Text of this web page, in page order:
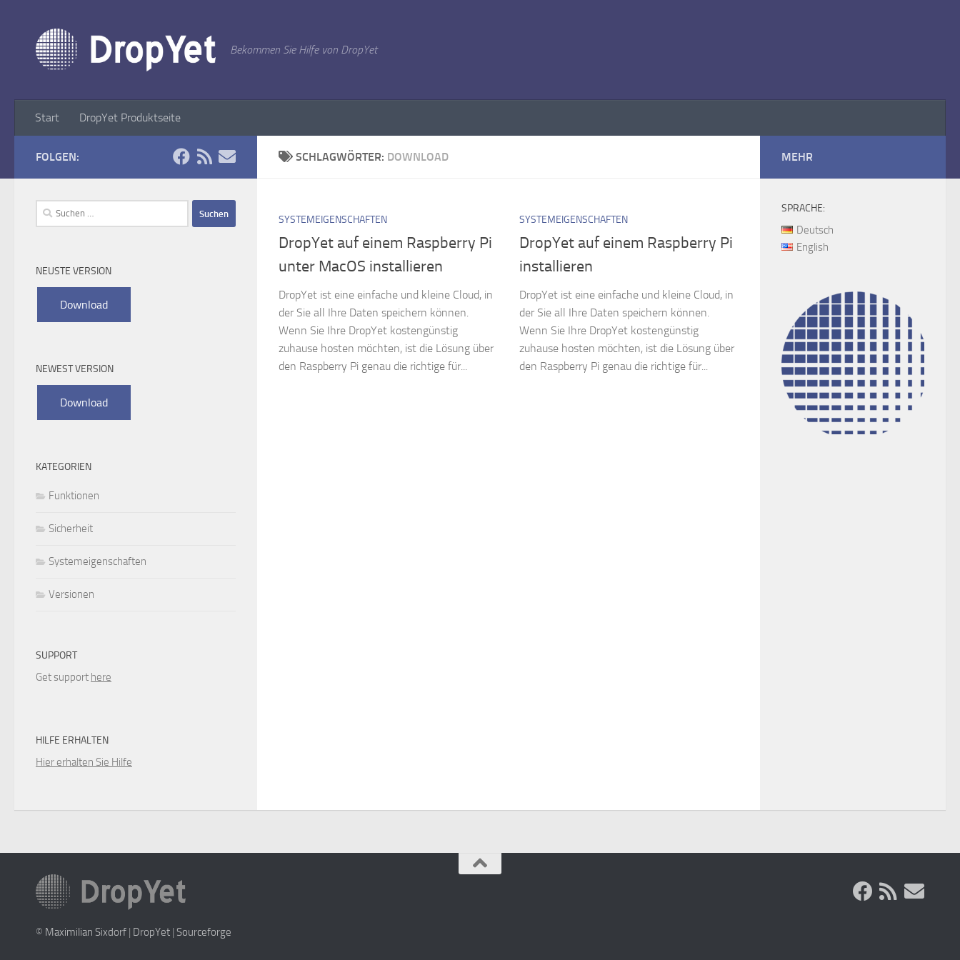
Bekommen Sie Hilfe von DropYet
Start DropYet Produktseite
SCHLAGWÖRTER: DOWNLOAD
SYSTEMEIGENSCHAFTEN
DropYet auf einem Raspberry Pi
unter MacOS installieren
DropYet ist eine einfache und kleine Cloud, in
der Sie all Ihre Daten speichern können.
Wenn Sie Ihre DropYet kostengünstig
zuhause hosten möchten, ist die Lösung über
den Raspberry Pi genau die richtige für...
SYSTEMEIGENSCHAFTEN
DropYet auf einem Raspberry Pi
installieren
DropYet ist eine einfache und kleine Cloud, in
der Sie all Ihre Daten speichern können.
Wenn Sie Ihre DropYet kostengünstig
zuhause hosten möchten, ist die Lösung über
den Raspberry Pi genau die richtige für...
FOLGEN:
Suchen
nach:
NEUSTE VERSION
NEWEST VERSION
KATEGORIEN
Funktionen
Sicherheit
Systemeigenschaften
Versionen
SUPPORT
Get support here
HILFE ERHALTEN
Hier erhalten Sie Hilfe
MEHR
SPRACHE:
Deutsch
English
© Maximilian Sixdorf | DropYet | Sourceforge